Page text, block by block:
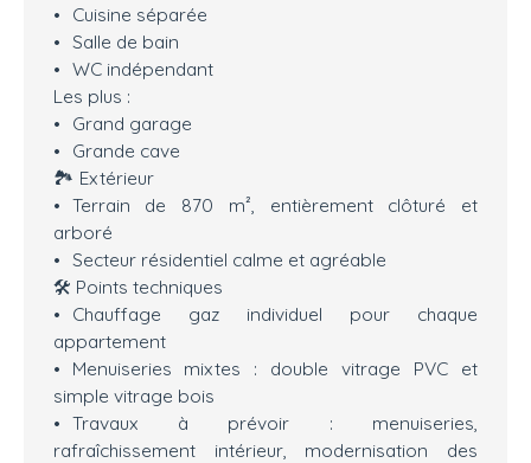
Cuisine séparée
Salle de bain
WC indépendant
Les plus :
Grand garage
Grande cave
🏞️ Extérieur
Terrain de 870 m², entièrement clôturé et
arboré
Secteur résidentiel calme et agréable
🛠️ Points techniques
Chauffage gaz individuel pour chaque
appartement
Menuiseries mixtes : double vitrage PVC et
simple vitrage bois
Travaux à prévoir : menuiseries,
rafraîchissement intérieur, modernisation des